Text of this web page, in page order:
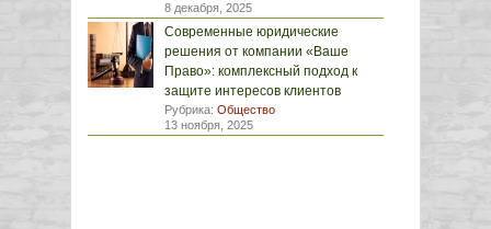
8 декабря, 2025
Современные юридические
решения от компании «Ваше
Право»: комплексный подход к
защите интересов клиентов
Рубрика: Общество
13 ноября, 2025